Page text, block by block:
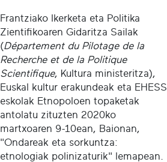
Frantziako Ikerketa eta Politika
Zientifikoaren Gidaritza Sailak
(Département du Pilotage de la
Recherche et de la Politique
Scientifique, Kultura ministeritza),
Euskal kultur erakundeak eta EHESS
eskolak Etnopoloen topaketak
antolatu zituzten 2020ko
martxoaren 9-10ean, Baionan,
"Ondareak eta sorkuntza:
etnologiak polinizaturik" lemapean.